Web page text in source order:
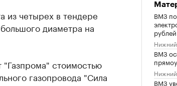
из четырех в тендере
диаметра на
"Газпрома" стоимостью
газопровода "Сила
ВМЗ
рублей
ВМЗ
ВМЗ